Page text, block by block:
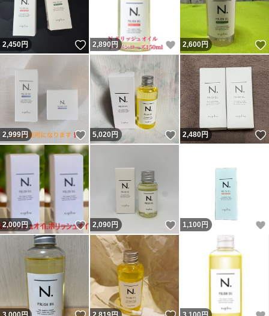
2,450円 いいね！
2,890円 いいね！
2,600円
2,999円 いいね！
5,020円 いいね！
2,480円
2,000円 いいね！
2,090円 いいね！
1,100 円